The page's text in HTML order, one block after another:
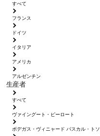
すべて
フランス
ドイツ
イタリア
アメリカ
アルゼンチン
生産者
すべて
ヴァイングート・ピーロート
ボデガス・ヴィニャード パスカル・トソ